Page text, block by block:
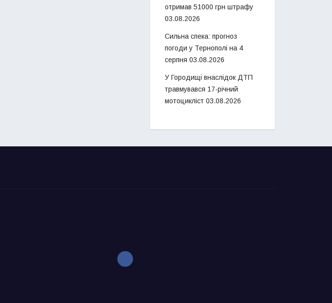
отримав 51000 грн штрафу
03.08.2026
Сильна спека: прогноз
погоди у Тернополі на 4
серпня 03.08.2026
У Городищі внаслідок ДТП
травмувався 17-річний
мотоцикліст 03.08.2026